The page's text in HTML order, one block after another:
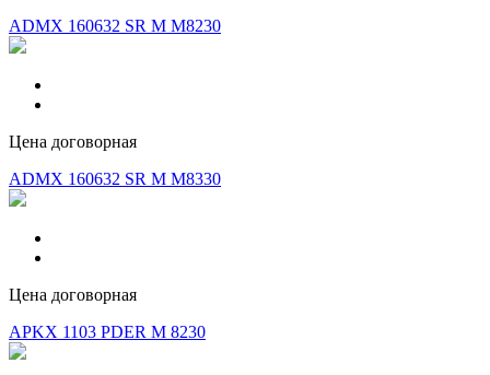
ADMX 160632 SR M M8230
Цена договорная
ADMX 160632 SR M M8330
Цена договорная
APKX 1103 PDER M 8230